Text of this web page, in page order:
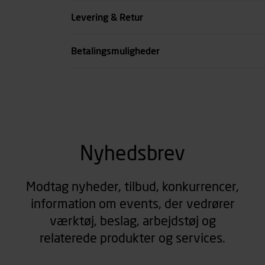
Levering & Retur
Betalingsmuligheder
Nyhedsbrev
Modtag nyheder, tilbud, konkurrencer,
information om events, der vedrører
værktøj, beslag, arbejdstøj og
relaterede produkter og services.